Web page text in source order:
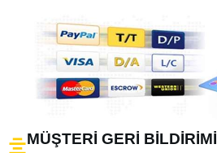
MÜŞTERI GERI BILDIRIMI